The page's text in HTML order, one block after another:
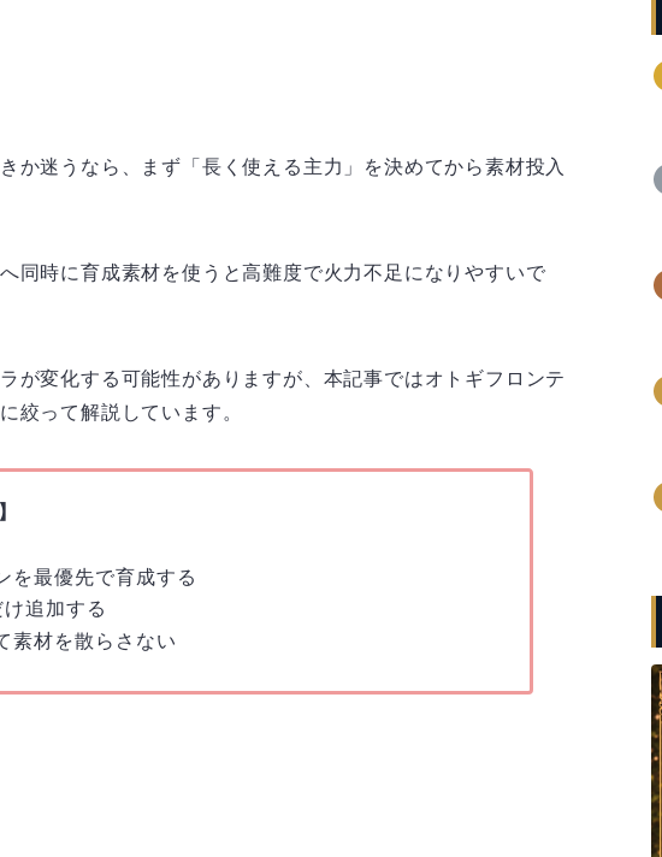
か迷うなら、まず「長く使える主力」を決めてから素材投入
同時に育成素材を使うと高難度で火力不足になりやすいで
が変化する可能性がありますが、本記事ではオトギフロンテ
絞って解説しています。
を最優先で育成する
追加する
素材を散らさない